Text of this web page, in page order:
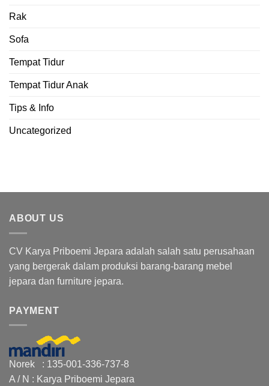
Rak
Sofa
Tempat Tidur
Tempat Tidur Anak
Tips & Info
Uncategorized
ABOUT US
CV Karya Priboemi Jepara adalah salah satu perusahaan
yang bergerak dalam produksi barang-barang mebel
jepara dan furniture jepara.
PAYMENT
Norek : 135-001-336-737-8
A / N : Karya Priboemi Jepara